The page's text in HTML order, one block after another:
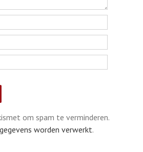
om spam te verminderen.
worden verwerkt.